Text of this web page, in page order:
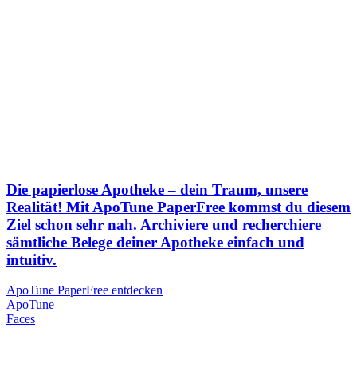
Die papierlose Apotheke – dein Traum, unsere
Realität! Mit ApoTune PaperFree kommst du diesem
Ziel schon sehr nah. Archiviere und recherchiere
sämtliche Belege deiner Apotheke einfach und
intuitiv.
ApoTune PaperFree entdecken
ApoTune
Faces